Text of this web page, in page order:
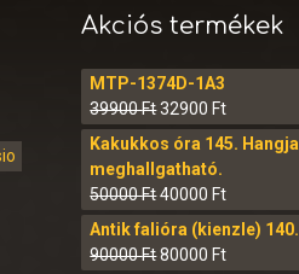
Akciós termékek
MTP-1374D-1A3
39900Ft32900Ft
Kakukkos óra 145. Hangja
meghallgatható.
50000Ft40000Ft
Antik falióra (kienzle) 140.
90000Ft80000Ft